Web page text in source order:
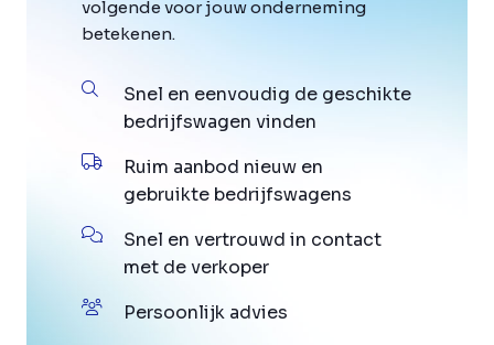
volgende voor jouw onderneming
betekenen.
Snel en eenvoudig de geschikte
bedrijfswagen vinden
Ruim aanbod nieuw en
gebruikte bedrijfswagens
Snel en vertrouwd in contact
met de verkoper
Persoonlijk advies